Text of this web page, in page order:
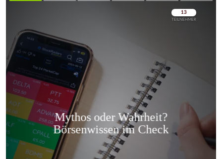
Überspringen